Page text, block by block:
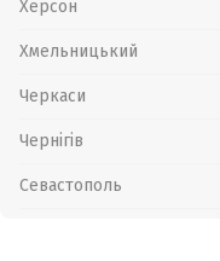
Херсон
Хмельницький
Черкаси
Чернігів
Севастополь